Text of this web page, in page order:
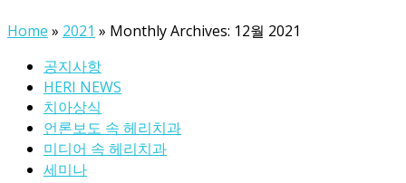
Home » 2021 » Monthly Archives: 12월 2021
공지사항
HERI NEWS
치아상식
언론보도 속 헤리치과
미디어 속 헤리치과
세미나